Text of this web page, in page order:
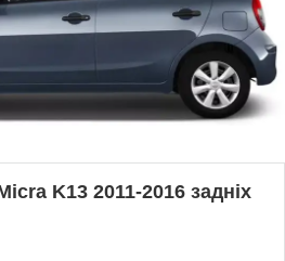
K13 2011-2016 задніх